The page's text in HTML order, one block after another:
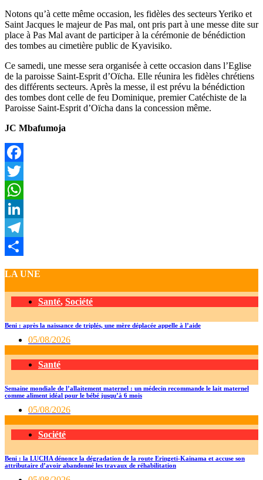
Notons qu’à cette même occasion, les fidèles des secteurs Yeriko et
Saint Jacques le majeur de Pas mal, ont pris part à une messe dite sur
place à Pas Mal avant de participer à la cérémonie de bénédiction
des tombes au cimetière public de Kyavisiko.
Ce samedi, une messe sera organisée à cette occasion dans l’Eglise
de la paroisse Saint-Esprit d’Oïcha. Elle réunira les fidèles chrétiens
des différents secteurs. Après la messe, il est prévu la bénédiction
des tombes dont celle de feu Dominique, premier Catéchiste de la
Paroisse Saint-Esprit d’Oïcha dans la concession même.
JC Mbafumoja
Facebook
Twitter
WhatsApp
LinkedIn
Telegram
LA UNE
Santé, Société
Beni : après la naissance de triplés, une mère déplacée appelle à l’aide
05/08/2026
Santé
Semaine mondiale de l’allaitement maternel : un médecin recommande le lait maternel
comme aliment idéal pour le bébé jusqu’à 6 mois
05/08/2026
Société
Beni : la LUCHA dénonce la dégradation de la route Eringeti-Kainama et accuse son
attributaire d’avoir abandonné les travaux de réhabilitation